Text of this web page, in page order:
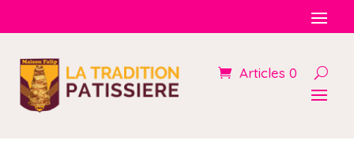
Articles 0